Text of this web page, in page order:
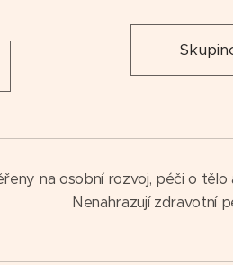
na osobní rozvoj, péči o
Nenahrazují zdravotní